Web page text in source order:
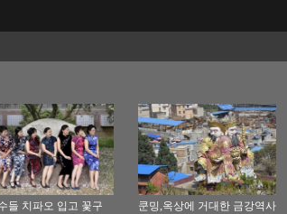
들 치파오 입고 꽃구
쿤밍,옥상에 거대한 금강역사